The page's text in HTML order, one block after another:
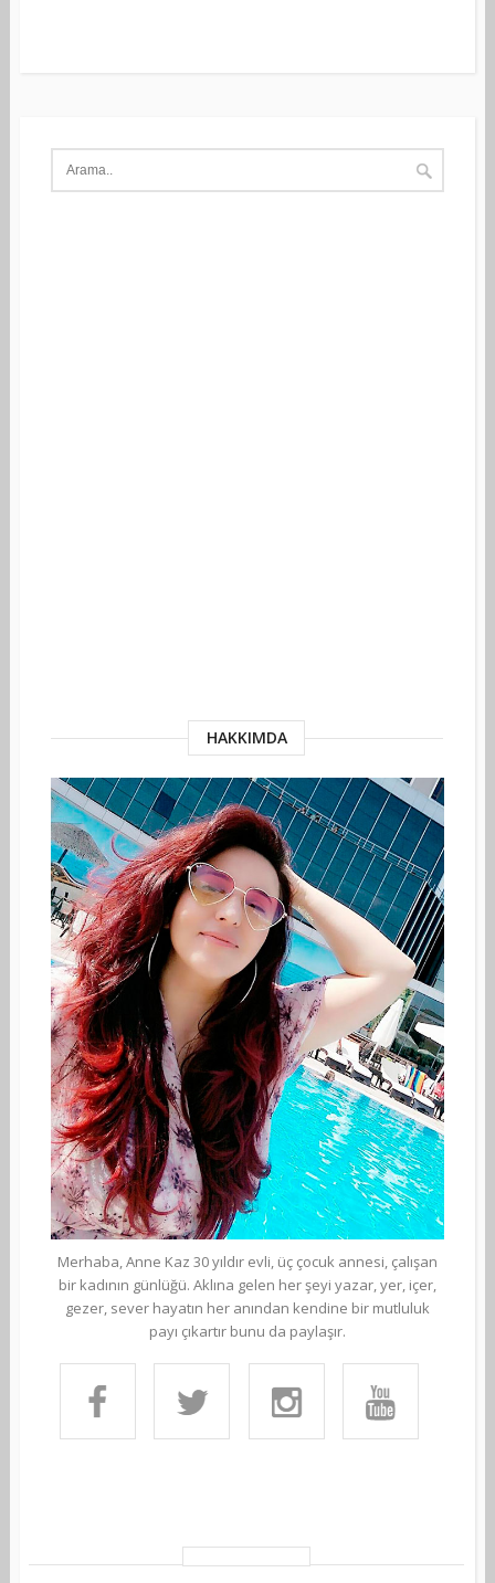
HAKKIMDA
Merhaba, Anne Kaz 30 yıldır evli, üç çocuk annesi, çalışan
bir kadının günlüğü. Aklına gelen her şeyi yazar, yer, içer,
gezer, sever hayatın her anından kendine bir mutluluk
payı çıkartır bunu da paylaşır.